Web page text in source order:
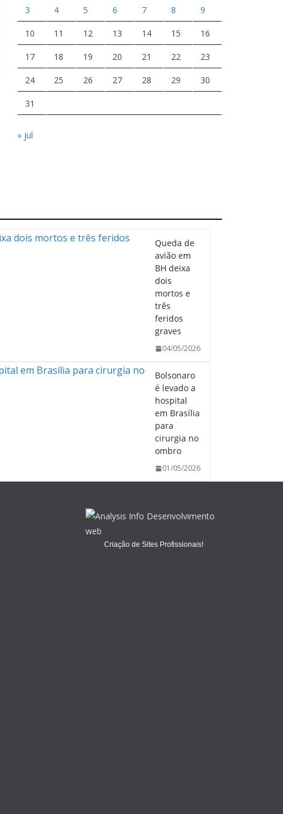
3 4 5 6 7 8 9
10 11 12 13 14 15 16
17 18 19 20 21 22 23
24 25 26 27 28 29 30
31
« jul
Queda de
avião em
BH deixa
dois
mortos e
três
feridos
graves
04/05/2026
Bolsonaro
é levado a
hospital
em Brasília
para
cirurgia no
ombro
01/05/2026
Criação de Sites Profissionais!